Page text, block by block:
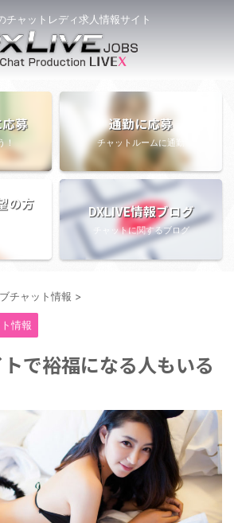
チャットレディ求人情報サイト
募
！
通勤に応募
チャットルームに通勤
の方
報
DXLIVE情報ブログ
チャットに関するブログ
チャット情報 >
情報
で裕福になる人もいる